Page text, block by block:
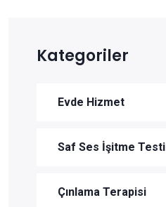
Kategoriler
Evde Hizmet
Saf Ses İşitme Testi
Çınlama Terapisi